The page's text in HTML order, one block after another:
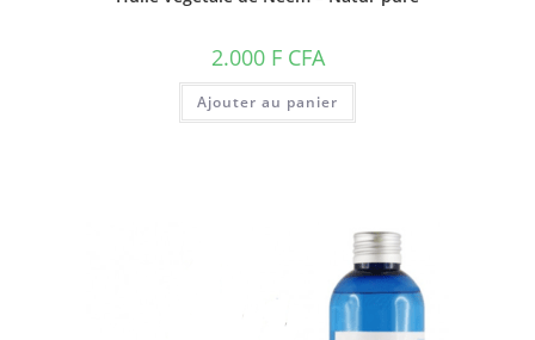
2.000 F CFA
Ajouter au panier